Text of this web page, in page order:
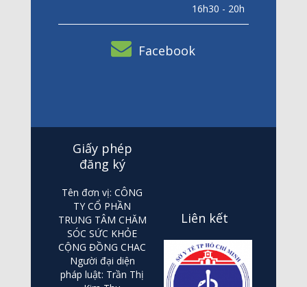
16h30 - 20h
Facebook
Giấy phép
đăng ký
Tên đơn vị: CÔNG
TY CỔ PHẦN
TRUNG TÂM CHĂM
SÓC SỨC KHỎE
CỘNG ĐỒNG CHAC
Người đại diện
pháp luật: Trần Thị
Liên kết